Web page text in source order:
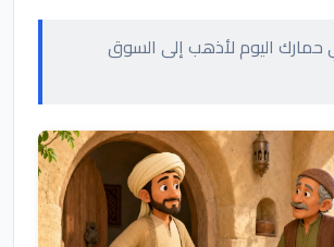
اليوم لأذهب إلى السوق